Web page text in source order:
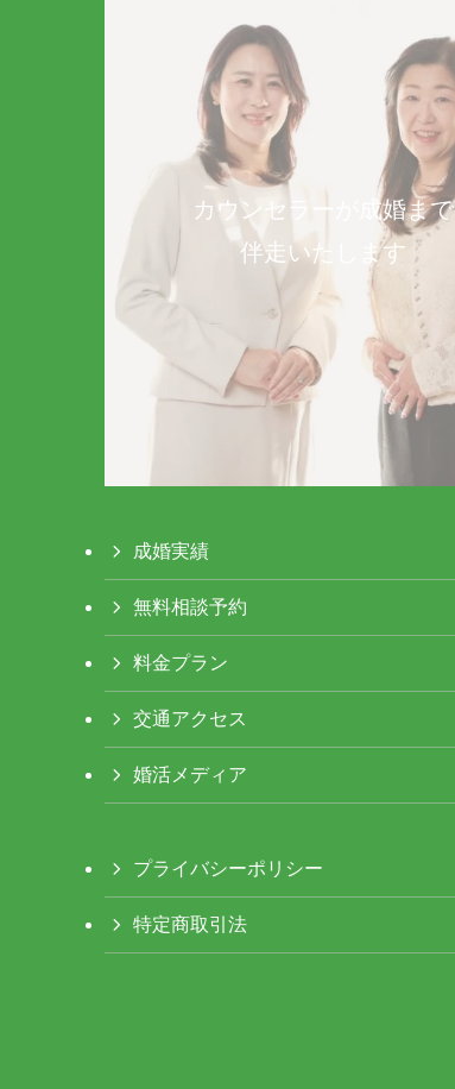
カウンセラーが成婚まで
伴走いたします
成婚実績
無料相談予約
料金プラン
交通アクセス
婚活メディア
プライバシーポリシー
特定商取引法